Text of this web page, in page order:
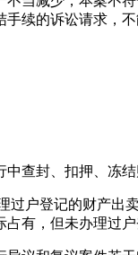
续的诉讼请求，
查封、扣押、冻结
过户登记的财产出
有，但未办理过